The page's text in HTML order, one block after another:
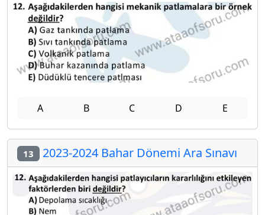
A B C D E
13 2023-2024 Bahar Dönemi Ara Sınavı